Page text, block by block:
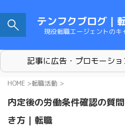
テンフクブログ｜
現役転職エージェントのキ
記事に広告・プロモーシ
HOME >転職活動 >
内定後の労働条件確認の質
き方｜転職